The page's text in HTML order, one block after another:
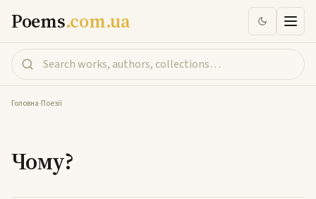
Poems.com.ua
Головна-Поезії
Чому?